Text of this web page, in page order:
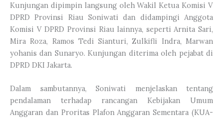
Kunjungan dipimpin langsung oleh Wakil Ketua Komisi V
DPRD Provinsi Riau Soniwati dan didampingi Anggota
Komisi V DPRD Provinsi Riau lainnya, seperti Arnita Sari,
Mira Roza, Ramos Tedi Sianturi, Zulkifli Indra, Marwan
yohanis dan Sunaryo. Kunjungan diterima oleh pejabat di
DPRD DKI Jakarta.
Dalam sambutannya, Soniwati menjelaskan tentang
pendalaman terhadap rancangan Kebijakan Umum
Anggaran dan Proritas Plafon Anggaran Sementara (KUA-